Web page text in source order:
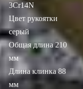
3Cr14N
Цвет рукоятки
серый
Общая длина 210
мм
Длина клинка 88
мм